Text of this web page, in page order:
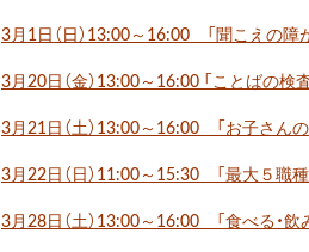
3月1日（日）13:00～16:00 「聞こえの障
3月20日（金）13:00～16:00 「ことばの検
3月21日（土）13:00～16:00 「お子さんの
3月22日（日）11:00～15:30 「最大５職
3月28日（土）13:00～16:00 「食べる・飲